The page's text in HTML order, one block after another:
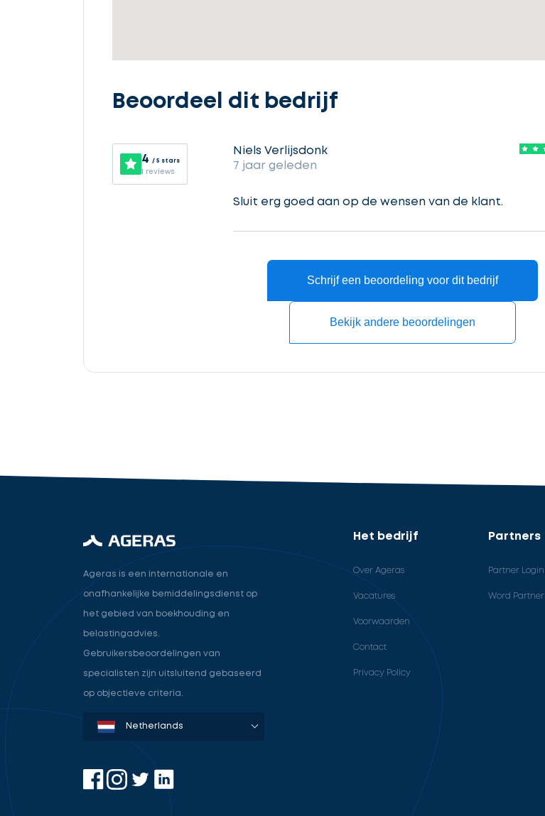
Beoordeel dit bedrijf
4 / 5 stars
1 reviews
Niels Verlijsdonk
7 jaar geleden
Sluit erg goed aan op de wensen van de klant.
Schrijf een beoordeling voor dit bedrijf
Bekijk andere beoordelingen
Ageras is een internationale en
onafhankelijke bemiddelingsdienst op
het gebied van boekhouding en
belastingadvies.
Gebruikersbeoordelingen van
specialisten zijn uitsluitend gebaseerd
op objectieve criteria.
Denmark
Sweden
Norway
Netherlands
Germany
USA
Het bedrijf
Over Ageras
Vacatures
Voorwaarden
Contact
Privacy Policy
Partners
Partner Login
Word Partner